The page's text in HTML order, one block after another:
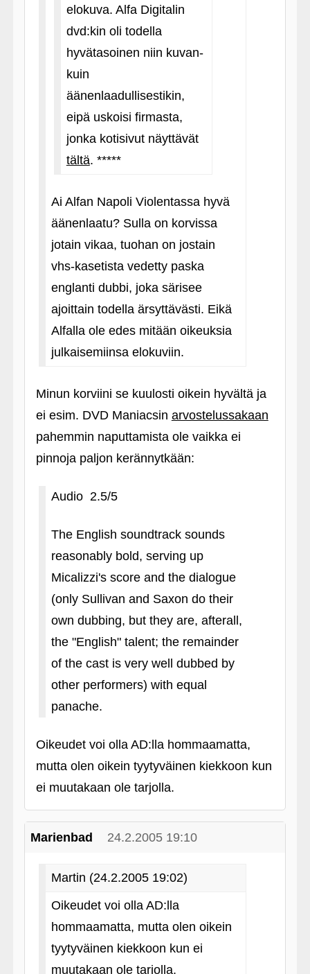
elokuva. Alfa Digitalin
dvd:kin oli todella
hyvätasoinen niin kuvan-
kuin
äänenlaadullisestikin,
eipä uskoisi firmasta,
jonka kotisivut näyttävät
tältä. *****
Ai Alfan Napoli Violentassa hyvä
äänenlaatu? Sulla on korvissa
jotain vikaa, tuohan on jostain
vhs-kasetista vedetty paska
englanti dubbi, joka särisee
ajoittain todella ärsyttävästi. Eikä
Alfalla ole edes mitään oikeuksia
julkaisemiinsa elokuviin.
Minun korviini se kuulosti oikein hyvältä ja
ei esim. DVD Maniacsin arvostelussakaan
pahemmin naputtamista ole vaikka ei
pinnoja paljon kerännytkään:
Audio 2.5/5
The English soundtrack sounds
reasonably bold, serving up
Micalizzi's score and the dialogue
(only Sullivan and Saxon do their
own dubbing, but they are, afterall,
the "English" talent; the remainder
of the cast is very well dubbed by
other performers) with equal
panache.
Oikeudet voi olla AD:lla hommaamatta,
mutta olen oikein tyytyväinen kiekkoon kun
ei muutakaan ole tarjolla.
Marienbad 24.2.2005 19:10
Martin (24.2.2005 19:02)
Oikeudet voi olla AD:lla
hommaamatta, mutta olen oikein
tyytyväinen kiekkoon kun ei
muutakaan ole tarjolla.